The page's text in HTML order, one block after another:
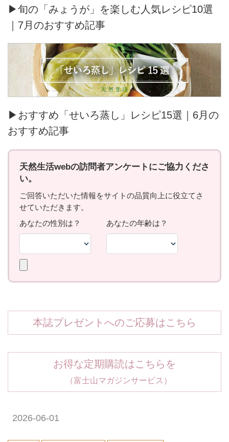
▶旬の「みょうが」を楽しむ人気レシピ10選
｜7月のおすすめ記事
▶おすすめ「せいろ蒸し」レシピ15選｜6月の
おすすめ記事
本誌プレゼントへのご応募はこちら
お得な定期購読はこちらを
（富士山マガジンサービス）
2026-06-01